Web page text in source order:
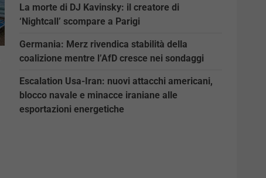
La morte di DJ Kavinsky: il creatore di
‘Nightcall’ scompare a Parigi
Germania: Merz rivendica stabilità della
coalizione mentre l’AfD cresce nei sondaggi
Escalation Usa-Iran: nuovi attacchi americani,
blocco navale e minacce iraniane alle
esportazioni energetiche